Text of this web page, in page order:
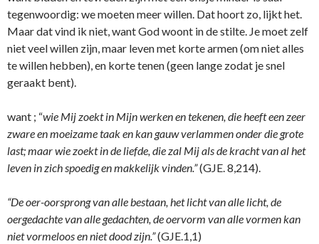
tegenwoordig: we moeten meer willen. Dat hoort zo, lijkt het.
Maar dat vind ik niet, want God woont in de stilte. Je moet zelf
niet veel willen zijn, maar leven met korte armen (om niet alles
te willen hebben), en korte tenen (geen lange zodat je snel
geraakt bent).
want ; “wie Mij zoekt in Mijn werken en tekenen, die heeft een zeer
zware en moeizame taak en kan gauw verlammen o­nder die grote
last; maar wie zoekt in de liefde, die zal Mij als de kracht van al het
leven in zich spoedig en makkelijk vinden.”(GJE. 8,214).
“De oer-oorsprong van alle bestaan, het licht van alle licht, de
oergedachte van alle gedachten, de oervorm van alle vormen kan
niet vormeloos en niet dood zijn.”(GJE.1,1)